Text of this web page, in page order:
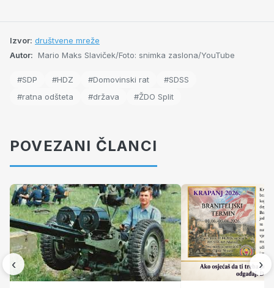
Izvor: društvene mreže
Autor: Mario Maks Slaviček/Foto: snimka zaslona/YouTube
#SDP #HDZ #Domovinski rat
#SDSS
#ratna odšteta
#država #ŽDO Split
POVEZANI ČLANCI
‹ ›